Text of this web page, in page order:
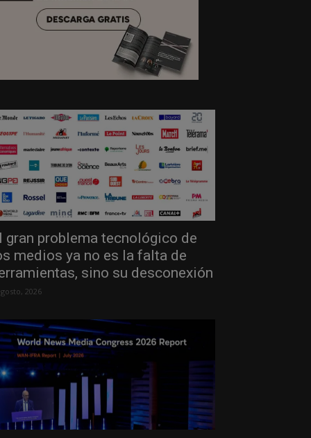
gran problema tecnológico de
medios ya no es la falta de
sino su desconexión
2026